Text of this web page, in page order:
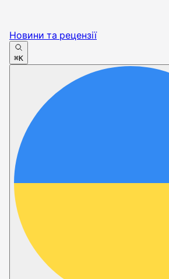
Новини та рецензії
⌘K